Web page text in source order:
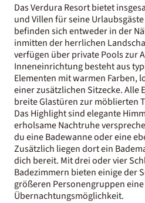
Das Verdura Resort bietet
und Villen für seine
befinden sich entweder in der
inmitten der herrlichen
verfügen über private Pools zur
Inneneinrichtung besteht aus
Elementen mit warmen Farben,
einer zusätzlichen Sitzecke. Alle
breite Glastüren zur möblierten
Das Highlight sind elegante
erholsame Nachtruhe
du eine Badewanne oder eine
Zusätzlich liegen dort ein
dich bereit. Mit drei oder vier
Badezimmern bieten einige der
größeren Personengruppen
Übernachtungsmöglichkeit.